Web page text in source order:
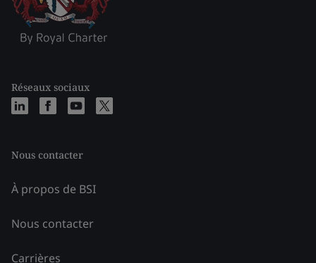
Réseaux sociaux
Nous contacter
À propos de BSI
Nous contacter
Carrières